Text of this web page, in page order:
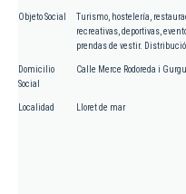
Objeto Social
Turismo, hostelería,
recreativas, deportivas,
prendas de vestir.
Domicilio
Social
Calle Merce Rodoreda i
Localidad Lloret de mar